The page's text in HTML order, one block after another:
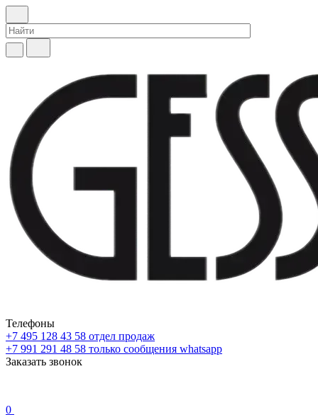
Телефоны
+7 495 128 43 58 отдел продаж
+7 991 291 48 58 только сообщения whatsapp
Заказать звонок
0